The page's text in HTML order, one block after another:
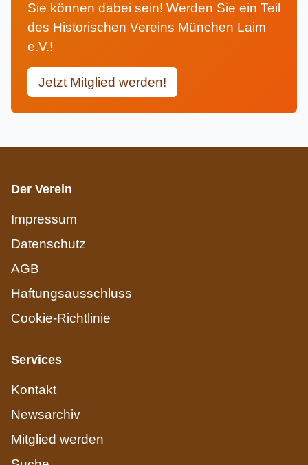
Sie können dabei sein! Werden Sie ein Teil
des Historischen Vereins München Laim
e.V.!
Jetzt Mitglied werden!
Der Verein
Impressum
Datenschutz
AGB
Haftungsausschluss
Cookie-Richtlinie
Services
Kontakt
Newsarchiv
Mitglied werden